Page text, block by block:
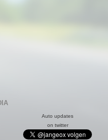
Auto updates
on twitter